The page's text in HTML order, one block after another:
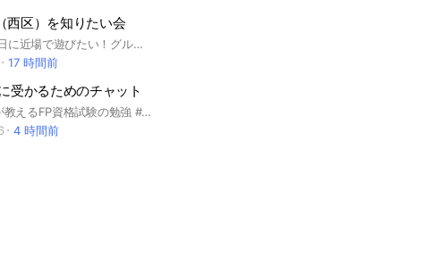
西区）を知りたい会
隙間時間や休日に近場で遊びたい！グルメ、歴史建造物、映画、マルシェ等々、みんなの情報教えてください！ #明石 #神戸 #地元 #遊び #おいしいコーヒー飲みたい #おでかけ #散歩 #みちくさ #映画 #観劇 #美術館 ぶどう狩り
17 時間前
受かるためのチャット
FP1級合格者が教えるFP資格試験の勉強 #FP1級#FP2級#FP3級
4 時間前